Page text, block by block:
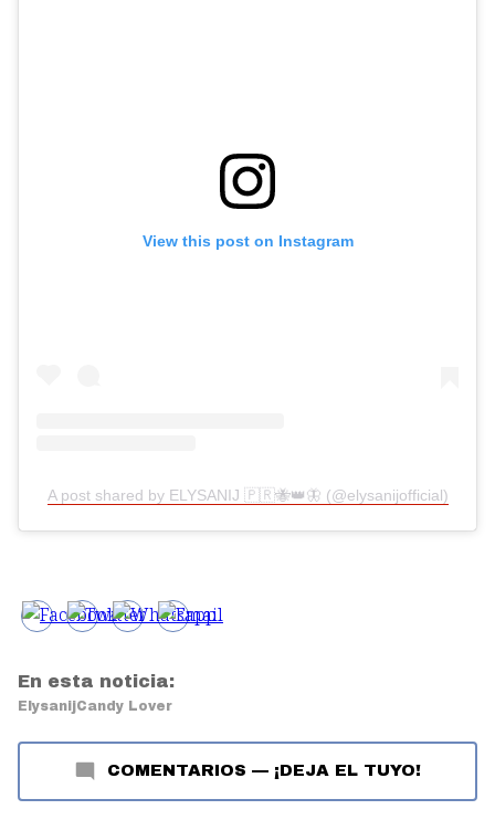
View this post on Instagram
A post shared by ELYSANIJ 🇵🇷🐝👑🦋 (@elysanijofficial)
En esta noticia:
ElysanijCandy Lover
COMENTARIOS — ¡DEJA EL TUYO!